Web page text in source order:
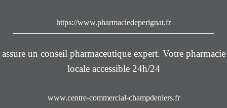
https://www.pharmaciedeperignat.fr
assure un conseil pharmaceutique expert. Votre pharmacie
locale accessible 24h/24
www.centre-commercial-champdeniers.fr